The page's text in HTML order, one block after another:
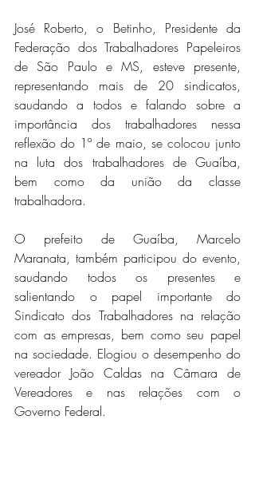
José Roberto, o Betinho, Presidente da
Federação dos Trabalhadores Papeleiros
de São Paulo e MS, esteve presente,
representando mais de 20 sindicatos,
saudando a todos e falando sobre a
importância dos trabalhadores nessa
reflexão do 1º de maio, se colocou junto
na luta dos trabalhadores de Guaíba,
bem como da união da classe
trabalhadora.
O prefeito de Guaíba, Marcelo
Maranata, também participou do evento,
saudando todos os presentes e
salientando o papel importante do
Sindicato dos Trabalhadores na relação
com as empresas, bem como seu papel
na sociedade. Elogiou o desempenho do
vereador João Caldas na Câmara de
Vereadores e nas relações com o
Governo Federal.